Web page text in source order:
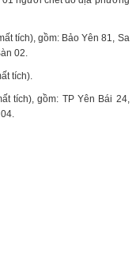
tích), gồm: Bảo Yên 81, Sa
02.
tích).
tích), gồm: TP Yên Bái 24,